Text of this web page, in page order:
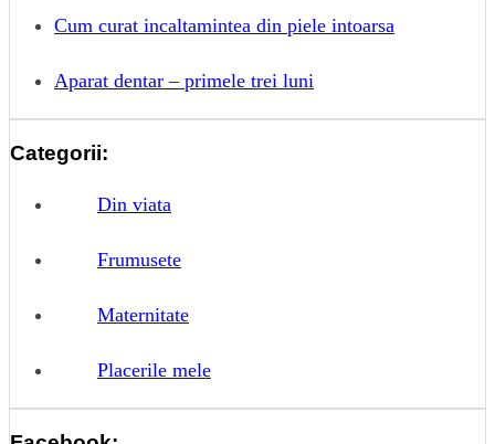
Cum curat incaltamintea din piele intoarsa
Aparat dentar – primele trei luni
Categorii:
Din viata
Frumusete
Maternitate
Placerile mele